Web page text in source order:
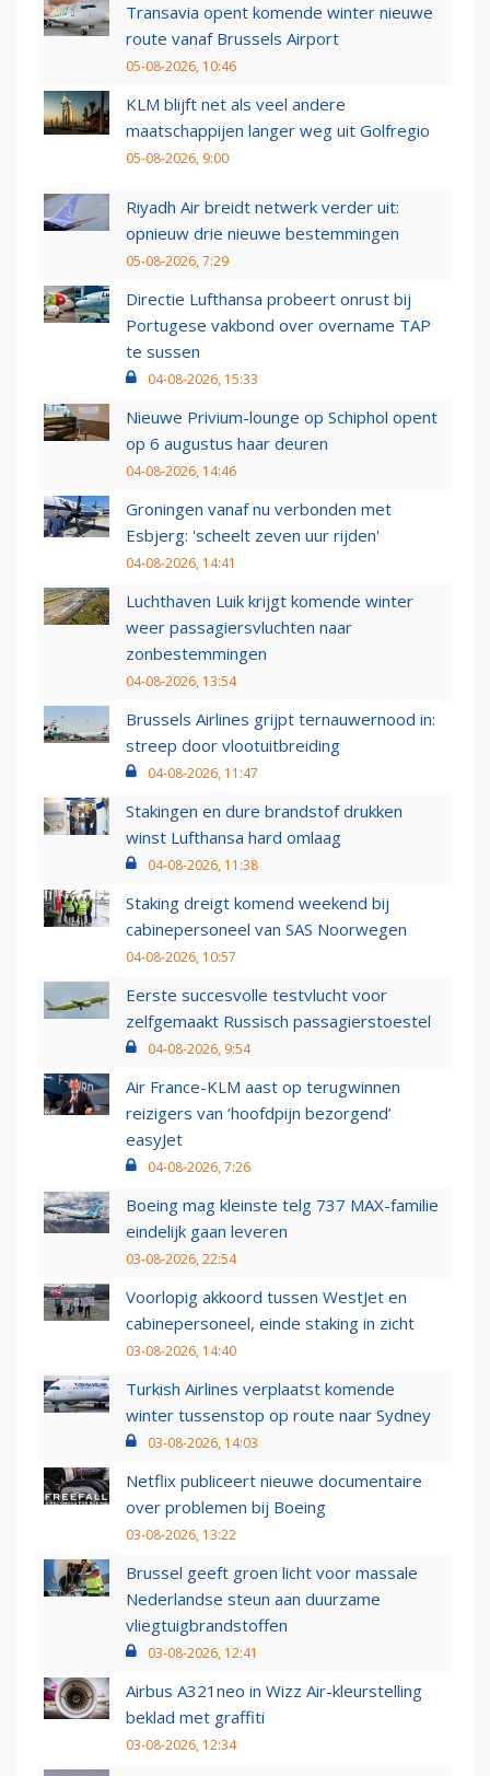
Transavia opent komende winter nieuwe
route vanaf Brussels Airport
05-08-2026, 10:46
KLM blijft net als veel andere
maatschappijen langer weg uit Golfregio
05-08-2026, 9:00
Riyadh Air breidt netwerk verder uit:
opnieuw drie nieuwe bestemmingen
05-08-2026, 7:29
Directie Lufthansa probeert onrust bij
Portugese vakbond over overname TAP
te sussen
04-08-2026, 15:33
Nieuwe Privium-lounge op Schiphol opent
op 6 augustus haar deuren
04-08-2026, 14:46
Groningen vanaf nu verbonden met
Esbjerg: 'scheelt zeven uur rijden'
04-08-2026, 14:41
Luchthaven Luik krijgt komende winter
weer passagiersvluchten naar
zonbestemmingen
04-08-2026, 13:54
Brussels Airlines grijpt ternauwernood in:
streep door vlootuitbreiding
04-08-2026, 11:47
Stakingen en dure brandstof drukken
winst Lufthansa hard omlaag
04-08-2026, 11:38
Staking dreigt komend weekend bij
cabinepersoneel van SAS Noorwegen
04-08-2026, 10:57
Eerste succesvolle testvlucht voor
zelfgemaakt Russisch passagierstoestel
04-08-2026, 9:54
Air France-KLM aast op terugwinnen
reizigers van ‘hoofdpijn bezorgend’
easyJet
04-08-2026, 7:26
Boeing mag kleinste telg 737 MAX-familie
eindelijk gaan leveren
03-08-2026, 22:54
Voorlopig akkoord tussen WestJet en
cabinepersoneel, einde staking in zicht
03-08-2026, 14:40
Turkish Airlines verplaatst komende
winter tussenstop op route naar Sydney
03-08-2026, 14:03
Netflix publiceert nieuwe documentaire
over problemen bij Boeing
03-08-2026, 13:22
Brussel geeft groen licht voor massale
Nederlandse steun aan duurzame
vliegtuigbrandstoffen
03-08-2026, 12:41
Airbus A321neo in Wizz Air-kleurstelling
beklad met graffiti
03-08-2026, 12:34